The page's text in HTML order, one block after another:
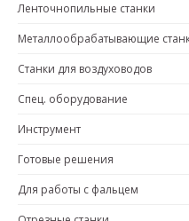
Ленточнопильные станки
Металлообрабатывающие
Станки для воздуховодов
Спец. оборудование
Инструмент
Готовые решения
Для работы с фальцем